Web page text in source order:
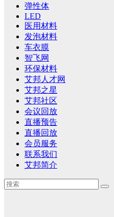
弹性体
LED
医用材料
发泡材料
车衣膜
智飞网
环保材料
艾邦人才网
艾邦之星
艾邦社区
会议回放
直播预告
直播回放
会员服务
联系我们
艾邦简介